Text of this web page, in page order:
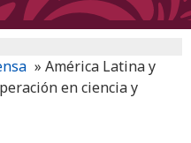
» América Latina y
en ciencia y